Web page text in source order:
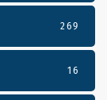
269
16